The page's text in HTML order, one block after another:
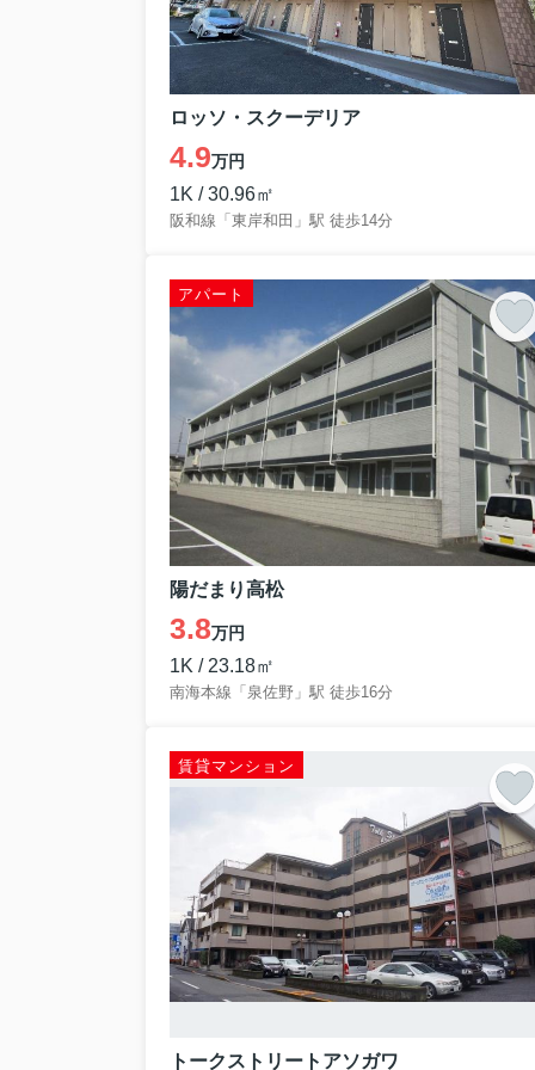
ロッソ・スクーデリア
4.9万円
1K / 30.96㎡
阪和線「東岸和田」駅 徒歩14分
アパート
陽だまり高松
3.8万円
1K / 23.18㎡
南海本線「泉佐野」駅 徒歩16分
賃貸マンション
トークストリートアソガワ